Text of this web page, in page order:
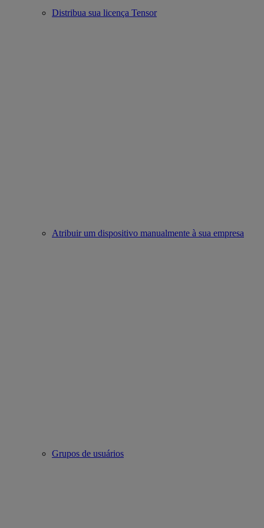
Distribua sua licença Tensor
Atribuir um dispositivo manualmente à sua empresa
Grupos de usuários